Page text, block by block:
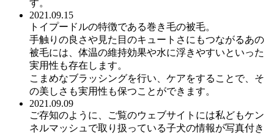
す。
2021.09.15
トイプードルの特徴である巻き毛の被毛。
手触りの良さや見た目のキュートさにもつながるあの
被毛には、体温の維持効果や水に浮きやすいといった
実用性も存在します。
こまめなブラッシングを行い、ケアをすることで、そ
の美しさも実用性も保つことができます。
2021.09.09
ご存知のように、ご覧のウェブサイトには私どもケン
ネルマッシュで取り扱っている子犬の情報が写真付き